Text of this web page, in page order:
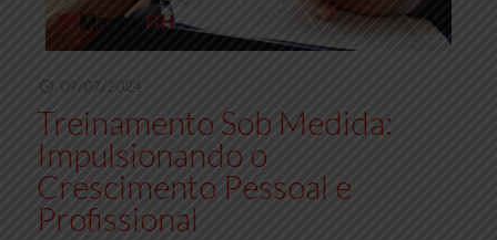
09/07/2024
Treinamento Sob Medida:
Impulsionando o
Crescimento Pessoal e
Profissional